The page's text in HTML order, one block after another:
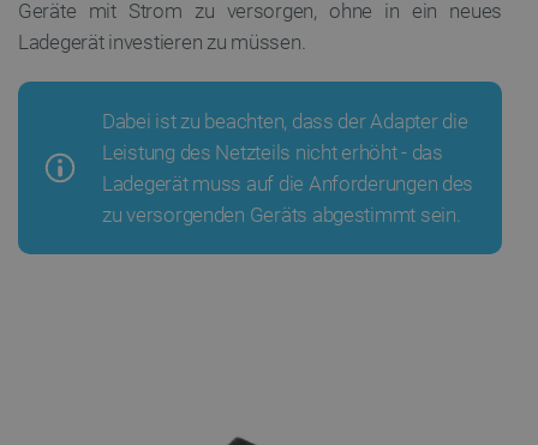
Geräte mit Strom zu versorgen, ohne in ein neues
Ladegerät investieren zu müssen.
Dabei ist zu beachten, dass der Adapter die
Leistung des Netzteils nicht erhöht - das
Ladegerät muss auf die Anforderungen des
zu versorgenden Geräts abgestimmt sein.